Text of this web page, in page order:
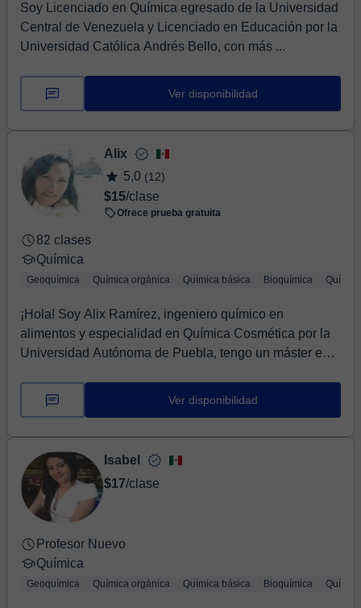
Soy Licenciado en Química egresado de la Universidad
Central de Venezuela y Licenciado en Educación por la
Universidad Católica Andrés Bello, con más ...
Ver disponibilidad
Alix
5,0 (12)
$15/clase
Ofrece prueba gratuita
82 clases
Química
Geoquímica Química orgánica Química básica Bioquímica
¡Hola! Soy Alix Ramírez, ingeniero químico en
alimentos y especialidad en Química Cosmética por la
Universidad Autónoma de Puebla, tengo un máster en
Ver disponibilidad
Isabel
$17/clase
Profesor Nuevo
Química
Geoquímica Química orgánica Química básica Bioquímica